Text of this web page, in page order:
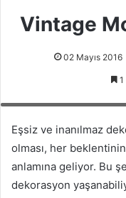
Vintage
02 Mayıs 2016
Eşsiz ve inanılmaz
olması, her
anlamına geliyor. Bu
dekorasyon